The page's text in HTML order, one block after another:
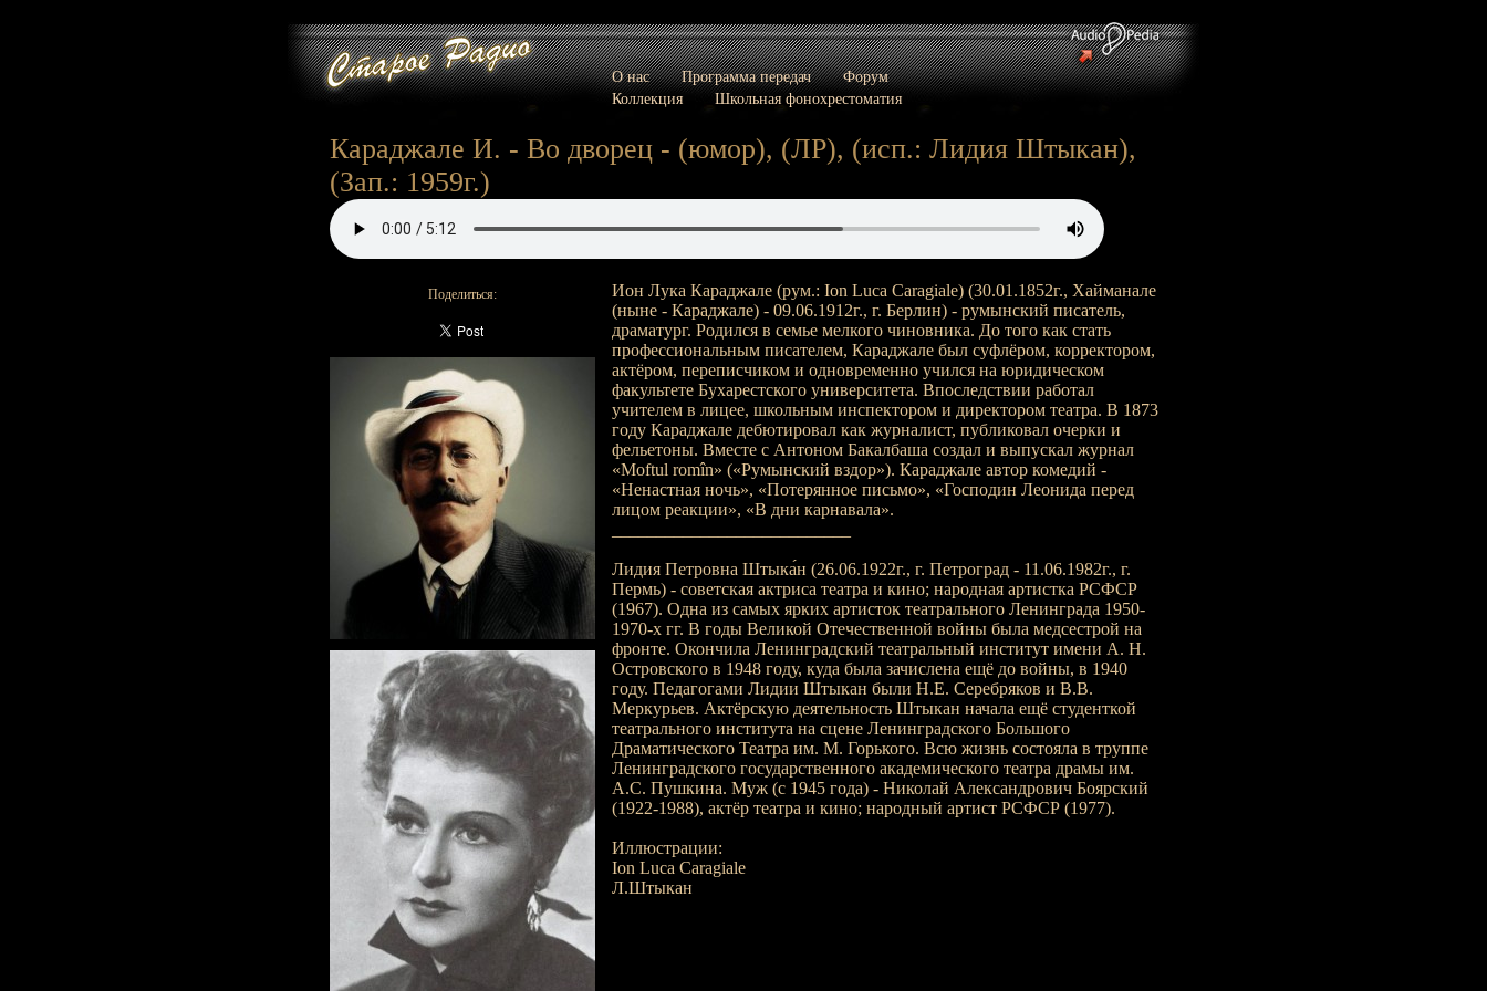
О нас Программа передач
Форум
Коллекция
Школьная фонохрестоматия
Караджале И. - Во дворец - (юмор), (ЛР), (исп.: Лидия Штыкан),
(Зап.: 1959г.)
Поделиться:
Ион Лука Караджале (рум.: Ion Luca Caragiale) (30.01.1852г., Хайманале
(ныне - Караджале) - 09.06.1912г., г. Берлин) - румынский писатель,
драматург. Родился в семье мелкого чиновника. До того как стать
профессиональным писателем, Караджале был суфлёром, корректором,
актёром, переписчиком и одновременно учился на юридическом
факультете Бухарестского университета. Впоследствии работал
учителем в лицее, школьным инспектором и директором театра. В 1873
году Караджале дебютировал как журналист, публиковал очерки и
фельетоны. Вместе с Антоном Бакалбаша создал и выпускал журнал
«Moftul romîn» («Румынский вздор»). Караджале автор комедий -
«Ненастная ночь», «Потерянное письмо», «Господин Леонида перед
лицом реакции», «В дни карнавала».
Лидия Петровна Штыка́н (26.06.1922г., г. Петроград - 11.06.1982г., г.
Пермь) - советская актриса театра и кино; народная артистка РСФСР
(1967). Одна из самых ярких артисток театрального Ленинграда 1950-
1970-х гг. В годы Великой Отечественной войны была медсестрой на
фронте. Окончила Ленинградский театральный институт имени А. Н.
Островского в 1948 году, куда была зачислена ещё до войны, в 1940
году. Педагогами Лидии Штыкан были Н.Е. Серебряков и В.В.
Меркурьев. Актёрскую деятельность Штыкан начала ещё студенткой
театрального института на сцене Ленинградского Большого
Драматического Театра им. М. Горького. Всю жизнь состояла в труппе
Ленинградского государственного академического театра драмы им.
А.С. Пушкина. Муж (с 1945 года) - Николай Александрович Боярский
(1922-1988), актёр театра и кино; народный артист РСФСР (1977).
Иллюстрации:
Ion Luca Caragiale
Л.Штыкан